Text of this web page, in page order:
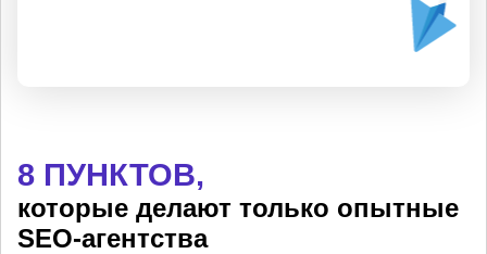
8 ПУНКТОВ,
которые делают только опытные
SEO-агентства